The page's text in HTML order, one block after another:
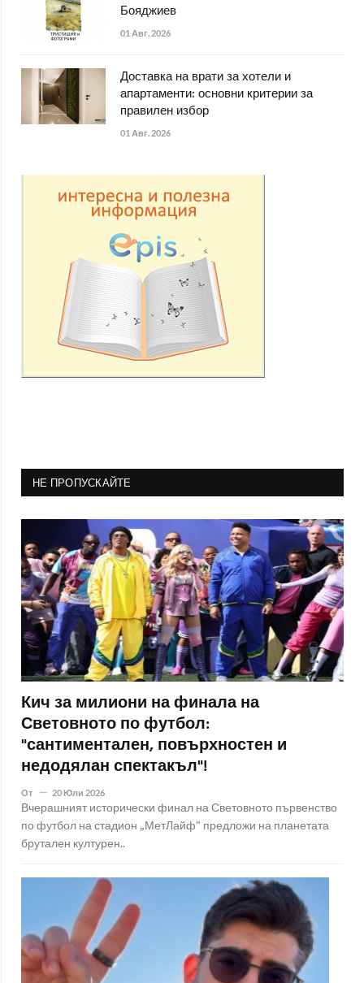
Бояджиев
01 Авг. 2026
Доставка на врати за хотели и
апартаменти: основни критерии за
правилен избор
01 Авг. 2026
НЕ ПРОПУСКАЙТЕ
Кич за милиони на финала на
Световното по футбол:
"сантиментален, повърхностен и
недодялан спектакъл"!
От 20 Юли 2026
Вчерашният исторически финал на Световното първенство
по футбол на стадион „МетЛайф“ предложи на планетата
брутален културен..